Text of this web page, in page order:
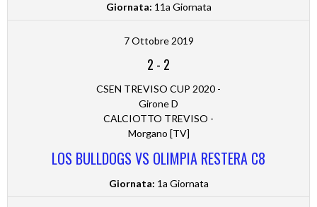
Giornata: 11a Giornata
7 Ottobre 2019
2 - 2
CSEN TREVISO CUP 2020 -
Girone D
CALCIOTTO TREVISO -
Morgano [TV]
LOS BULLDOGS VS OLIMPIA RESTERA C8
Giornata: 1a Giornata